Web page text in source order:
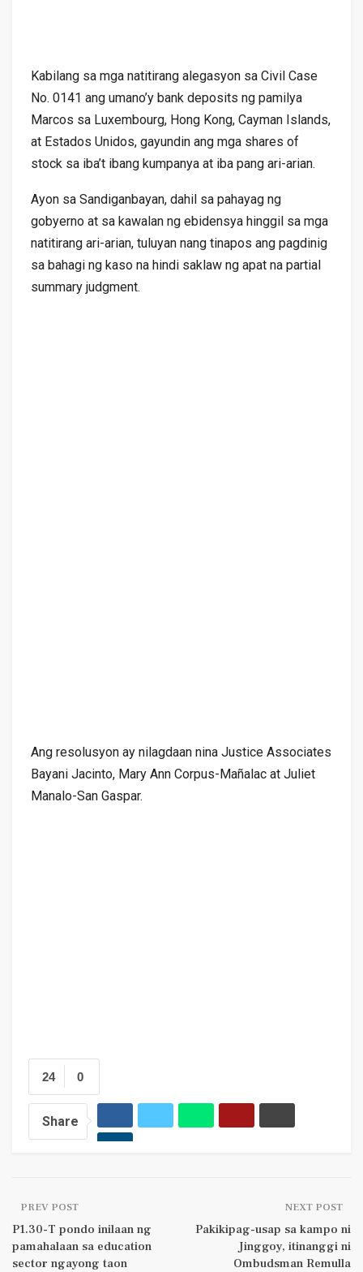
Kabilang sa mga natitirang alegasyon sa Civil Case
No. 0141 ang umano’y bank deposits ng pamilya
Marcos sa Luxembourg, Hong Kong, Cayman Islands,
at Estados Unidos, gayundin ang mga shares of
stock sa iba’t ibang kumpanya at iba pang ari-arian.
Ayon sa Sandiganbayan, dahil sa pahayag ng
gobyerno at sa kawalan ng ebidensya hinggil sa mga
natitirang ari-arian, tuluyan nang tinapos ang pagdinig
sa bahagi ng kaso na hindi saklaw ng apat na partial
summary judgment.
Ang resolusyon ay nilagdaan nina Justice Associates
Bayani Jacinto, Mary Ann Corpus-Mañalac at Juliet
Manalo-San Gaspar.
0
24
Share
PREV POST
P1.30-T pondo inilaan ng
pamahalaan sa education
sector ngayong taon
NEXT POST
Pakikipag-usap sa kampo ni
Jinggoy, itinanggi ni
Ombudsman Remulla